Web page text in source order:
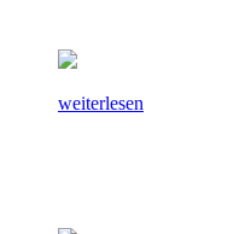
weiterlesen